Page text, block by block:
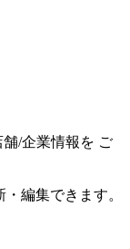
舗/企業情報を ご
編集できます。